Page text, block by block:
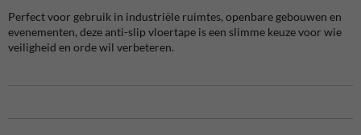
Perfect voor gebruik in industriële ruimtes, openbare gebouwen en
evenementen, deze anti-slip vloertape is een slimme keuze voor wie
veiligheid en orde wil verbeteren.